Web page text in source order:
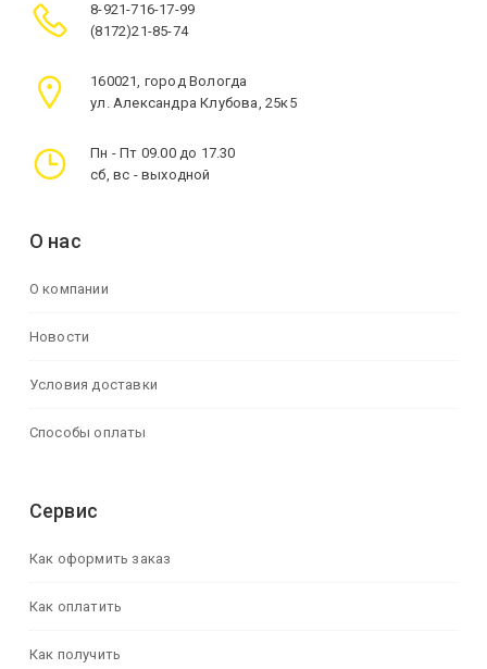
8-921-716-17-99
(8172)21-85-74
160021, город Вологда
ул. Александра Клубова, 25к5
Пн - Пт 09.00 до 17.30
сб, вс - выходной
О нас
О компании
Новости
Условия доставки
Способы оплаты
Сервис
Как оформить заказ
Как оплатить
Как получить